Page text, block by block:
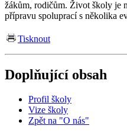
žákům, rodičům. Život školy je
přípravu spoluprací s několika
Tisknout
Doplňující obsah
Profil školy
Vize školy
Zpět na "O nás"